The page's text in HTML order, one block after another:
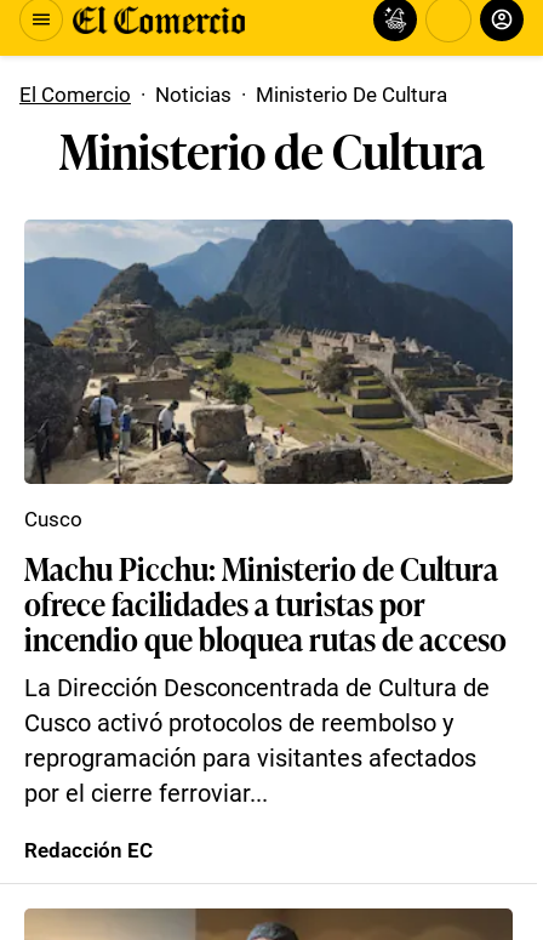
El Comercio · Noticias · Ministerio De Cultura
Ministerio de Cultura
Machu Picchu: Ministerio de Cultura
ofrece facilidades a turistas por
incendio que bloquea rutas de acceso
La Dirección Desconcentrada de Cultura de
Cusco activó protocolos de reembolso y
reprogramación para visitantes afectados
por el cierre ferroviar...
Cusco
Redacción EC